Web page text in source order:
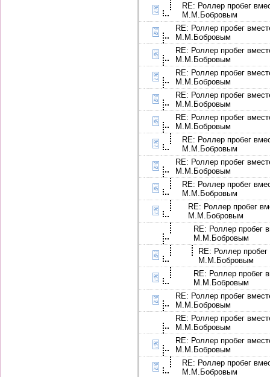
RE: Роллер пробег
М.М.Бобровым
RE: Роллер пробег
М.М.Бобровым
RE: Роллер пробег
М.М.Бобровым
RE: Роллер пробег
М.М.Бобровым
RE: Роллер пробег
М.М.Бобровым
RE: Роллер пробег
М.М.Бобровым
RE: Роллер пробег
М.М.Бобровым
RE: Роллер пробег
М.М.Бобровым
RE: Роллер пробег
М.М.Бобровым
RE: Роллер пробег
М.М.Бобровым
RE: Роллер пробег
М.М.Бобровым
RE: Роллер
М.М.Бобровым
RE: Роллер пробег
М.М.Бобровым
RE: Роллер пробег
М.М.Бобровым
RE: Роллер пробег
М.М.Бобровым
RE: Роллер пробег
М.М.Бобровым
RE: Роллер пробег
М.М.Бобровым